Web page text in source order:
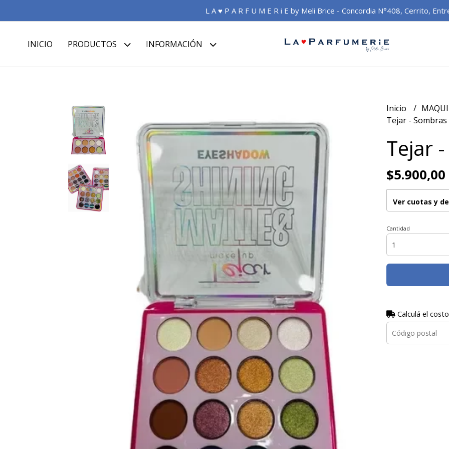
L A ♥ P A R F U M E R i E by Meli Brice - Concordia N°408, Cerrito,
INICIO PRODUCTOS INFORMACIÓN
Inicio
Tejar - Sombras
Tejar
$5.900,00
Ver cuotas y
Cantidad
Calculá el